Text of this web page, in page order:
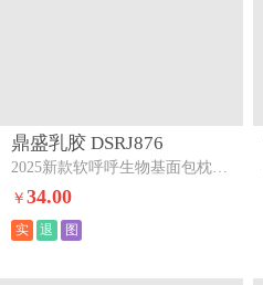
鼎盛乳胶 DSRJ876
2025新款软呼呼生物基面包枕枕头枕芯蓝
￥34.00
实 退 图